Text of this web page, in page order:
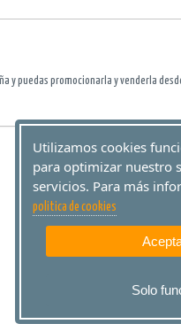
y puedas promocionarla y venderla
Utilizamos cookies
para optimizar nuestro
servicios. Para más
politica de cookies
Solo